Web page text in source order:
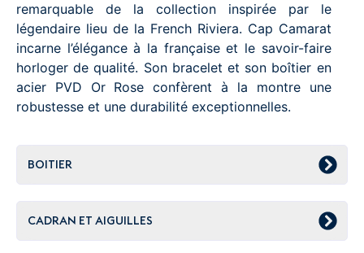
remarquable de la collection inspirée par le
légendaire lieu de la French Riviera. Cap Camarat
incarne l’élégance à la française et le savoir-faire
horloger de qualité. Son bracelet et son boîtier en
acier PVD Or Rose confèrent à la montre une
robustesse et une durabilité exceptionnelles.
BOITIER
CADRAN ET AIGUILLES